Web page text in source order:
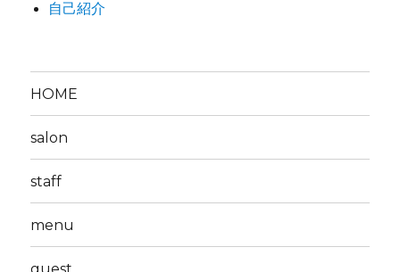
自己紹介
HOME
salon
staff
menu